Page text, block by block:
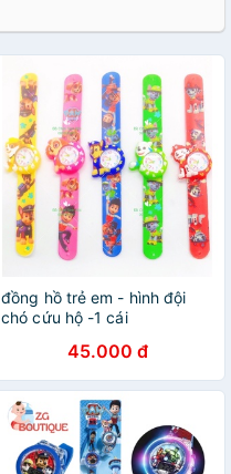
đồng hồ trẻ em - hình đội
chó cứu hộ -1 cái
45.000 đ